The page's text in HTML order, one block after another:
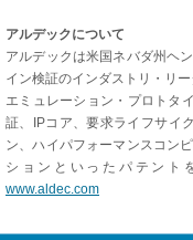
アルデックについて
アルデックは米国ネバダ州ヘ
イン検証のインダストリ・リ
エミュレーション・プロトタ
証、IPコア、要求ライフサイ
ン、ハイパフォーマンスコン
ションといったパテント
www.aldec.com